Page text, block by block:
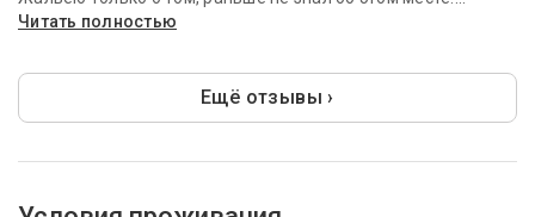
Читать полностью
Ещё отзывы ›